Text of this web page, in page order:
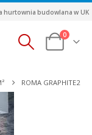
hurtownia budowlana w UK
0
ROMA GRAPHITE2